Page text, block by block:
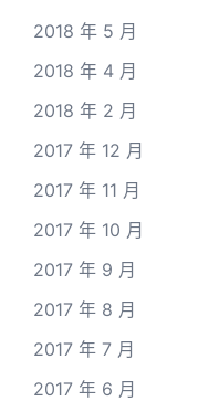
2018 年 5 月
2018 年 4 月
2018 年 2 月
2017 年 12 月
2017 年 11 月
2017 年 10 月
2017 年 9 月
2017 年 8 月
2017 年 7 月
2017 年 6 月